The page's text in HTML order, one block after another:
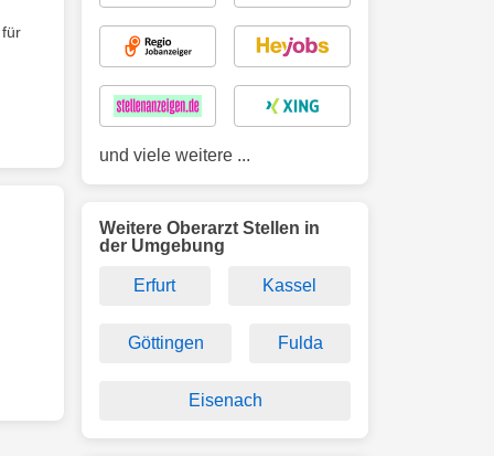
und viele weitere ...
Weitere Oberarzt Stellen in
der Umgebung
Erfurt Kassel
Göttingen Fulda
Eisenach